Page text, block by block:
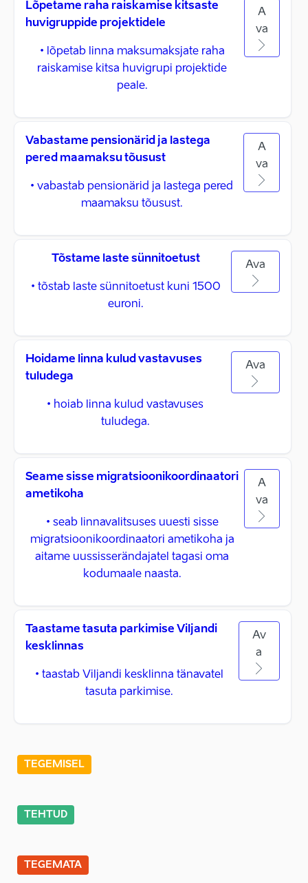
Lõpetame raha raiskamise kitsaste
huvigruppide projektidele
• lõpetab linna maksumaksjate raha
raiskamise kitsa huvigrupi projektide
peale.
A
va
Vabastame pensionärid ja lastega
pered maamaksu tõusust
• vabastab pensionärid ja lastega pered
maamaksu tõusust.
A
va
Tõstame laste sünnitoetust
• tõstab laste sünnitoetust kuni 1500
euroni.
Ava
Hoidame linna kulud vastavuses
tuludega
• hoiab linna kulud vastavuses
tuludega.
Ava
Seame sisse migratsioonikoordinaatori
ametikoha
• seab linnavalitsuses uuesti sisse
migratsioonikoordinaatori ametikoha ja
aitame uussisserändajatel tagasi oma
kodumaale naasta.
A
va
Taastame tasuta parkimise Viljandi
kesklinnas
• taastab Viljandi kesklinna tänavatel
tasuta parkimise.
Av
a
TEGEMISEL
TEHTUD
TEGEMATA